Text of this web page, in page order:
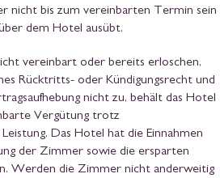
nicht bis zum vereinbarten Termin sein
dem Hotel ausübt.
vereinbart oder bereits erloschen,
Rücktritts- oder Kündigungsrecht und
nicht zu, behält das Hotel
Vergütung trotz
Das Hotel hat die Einnahmen
der Zimmer sowie die ersparten
Werden die Zimmer nicht anderweitig